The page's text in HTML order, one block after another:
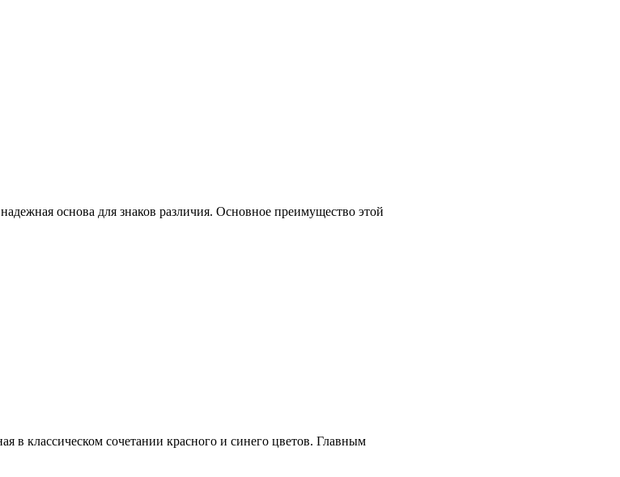
основа для знаков различия. Основное преимущество этой
в классическом сочетании красного и синего цветов. Главным